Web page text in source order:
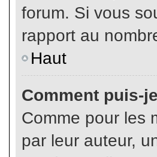
forum. Si vous
rapport au
Haut
Comment puis-
Comme pour les
par leur auteur,